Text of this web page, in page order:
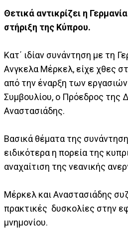
Θετικά αντικρίζει η
στήριξη της Κύπρου.
Κατ΄ ιδίαν συνάντηση με τη
Ανγκελα Μέρκελ, είχε χθες
από την έναρξη των
Συμβουλίου, ο Πρόεδρος της
Αναστασιάδης.
Βασικά θέματα της
ειδικότερα η πορεία της
αναχαίτιση της νεανικής
Μέρκελ και Αναστασιάδης
πρακτικές δυσκολίες στην
μνημονίου.